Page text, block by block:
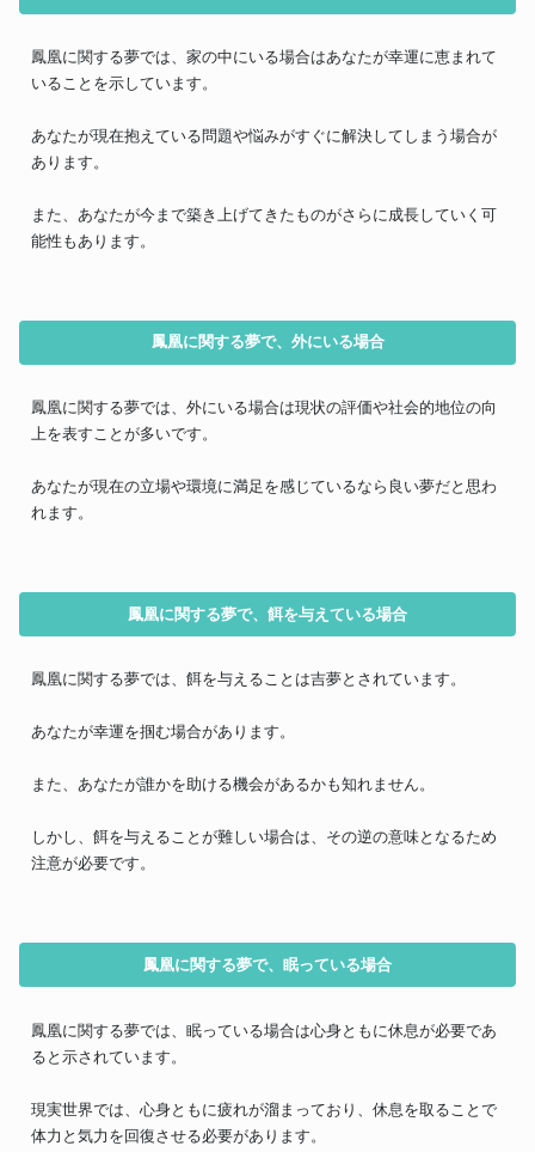
鳳凰に関する夢では、家の中にいる場合はあなたが幸運に恵まれて
いることを示しています。
あなたが現在抱えている問題や悩みがすぐに解決してしまう場合が
あります。
また、あなたが今まで築き上げてきたものがさらに成長していく可
能性もあります。
鳳凰に関する夢で、外にいる場合
鳳凰に関する夢では、外にいる場合は現状の評価や社会的地位の向
上を表すことが多いです。
あなたが現在の立場や環境に満足を感じているなら良い夢だと思わ
れます。
鳳凰に関する夢で、餌を与えている場合
鳳凰に関する夢では、餌を与えることは吉夢とされています。
あなたが幸運を掴む場合があります。
また、あなたが誰かを助ける機会があるかも知れません。
しかし、餌を与えることが難しい場合は、その逆の意味となるため
注意が必要です。
鳳凰に関する夢で、眠っている場合
鳳凰に関する夢では、眠っている場合は心身ともに休息が必要であ
ると示されています。
現実世界では、心身ともに疲れが溜まっており、休息を取ることで
体力と気力を回復させる必要があります。